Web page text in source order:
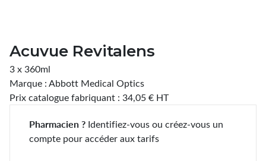
Acuvue Revitalens
3 x 360ml
Marque : Abbott Medical Optics
Prix catalogue fabriquant : 34,05 € HT
Pharmacien ? Identifiez-vous ou créez-vous un
compte pour accéder aux tarifs